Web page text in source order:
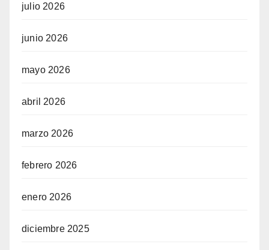
julio 2026
junio 2026
mayo 2026
abril 2026
marzo 2026
febrero 2026
enero 2026
diciembre 2025